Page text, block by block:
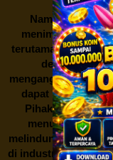
Namun, seperti
menimbulkan
terutama produsen
dengan
menganggapnya
dapat merugikan
Pihak
menutup situs-
melindungi
di industri hiburan.